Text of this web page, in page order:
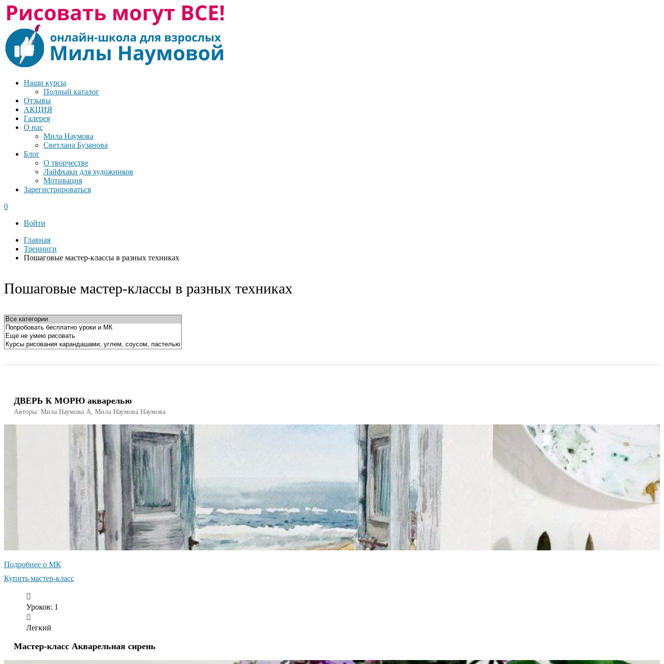
Наши курсы
Полный каталог
Отзывы
АКЦИЯ
Галерея
О нас
Мила Наумова
Светлана Бузанова
Блог
О творчестве
Лайфхаки для художников
Мотивация
Зарегистрироваться
0
Войти
Главная
Тренинги
Пошаговые мастер-классы в разных техниках
Пошаговые мастер-классы в разных техниках
ДВЕРЬ К МОРЮ акварелью
Авторы: Мила Наумова A, Мила Наумова Наумова
Уроков: 1
Легкий
Подробнее о МК
Купить мастер-класс
Мастер-класс Акварельная сирень